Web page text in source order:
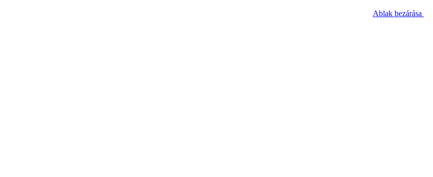
Ablak bezárása